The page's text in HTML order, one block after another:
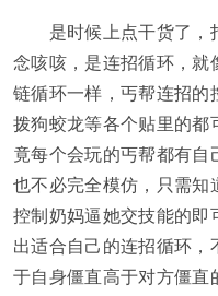
是时候上点干货了，
念咳咳，是连招循环，就
链循环一样，丐帮连招的
拨狗蛟龙等各个贴里的都
竟每个会玩的丐帮都有自
也不必完全模仿，只需知
控制奶妈逼她交技能的即
出适合自己的连招循环，
于自身僵直高于对方僵直